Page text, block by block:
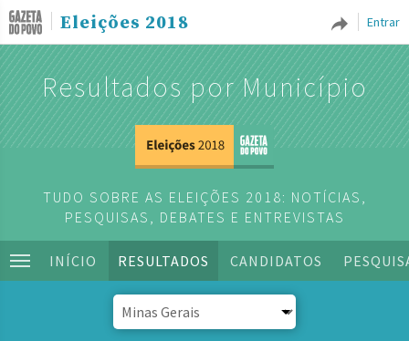
Entrar
Eleições 2018
Resultados por Município
TUDO SOBRE AS ELEIÇÕES 2018: NOTÍCIAS,
PESQUISAS, DEBATES E ENTREVISTAS
INÍCIO RESULTADOS CANDIDATOS